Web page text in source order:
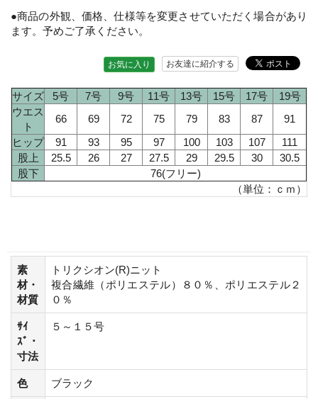
●商品の外観、価格、仕様等を変更させていただく場合があり
ます。予めご了承ください。
お友達に紹介する
お気に入り
サイズ 5号 7号 9号 11号 13号 15号 17号
19号
ウエス
ト
66 69 72 75 79 83 87
91
ヒップ
91 93 95 97 100 103 107
111
股上
25.5 26 27 27.5 29 29.5 30
30.5
股下
76(フリー)
（単位：ｃｍ）
素
材・
材質
トリクシオン(R)ニット
複合繊維（ポリエステル）８０％、ポリエステル２
０％
ｻｲ
ｽﾞ・
寸法
５～１５号
色 ブラック